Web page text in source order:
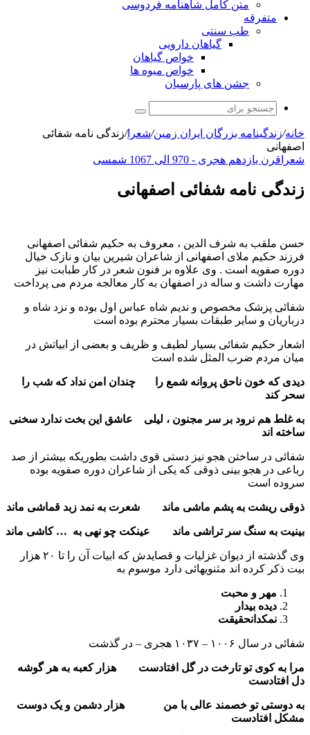
متن کامل شاهنامه فردوسی
متفرقه
طب سنتی
گیاهان دارویی
خواص گیاهان
خواص میوه ها
جشن های پارسیان
جستجو
برای
خانه/زندگینامه بزرگان ایران زمین/شعرا/زندگی نامه شفائی
اصفهانی
شعرا قرن یازدهم هجری - 970 الی 1067 شمسی
زندگی نامه شفائی اصفهانی
حسن ملقب به شرف الدین ، معروف به حکیم شفائی اصفهانی
فرزند حکیم ملای اصفهانی از شاعران شیرین بیان و نازک خیال
دوره صفویه است . وی علاوه بر فنون شعر در کار طبابت نیز
مهارت داشت و ساله در اصفهان به کار معالجه مردم می پرداخت
شفائی پزشک مخصوص و ندیم شاه عباس اول بوده و نزد شاه و
درباریان و سایر طبقات بسیار محترم بوده است
اشعار حکیم شفائی بسیار لطیف و ظریف و بعضی از ابیاتش در
میان مردم ضرب المثل شده است
دیدی که خون ناحق پروانه شمع را چندان امن نداد که شب را
سحر کند
به غلط هم نرود بر سر مجنون ، لیلی عاشق این بخت ندارد سخنی
ساخته اند
شفائی در ساختن هجو نیز دستی قوی داشت بطوریکه بیشتر از صد
رباعی در هجو بینی ذوقی که یکی از شاعران دوره صفویه بوده
سروده است
ذوقی ریشت به پشم ماشی ماند شعرت به نمد زبد قماشی ماند
بینیت به سنگ سر تراشی ماند عینکت چو نهی به … کاشی ماند
وی گذشته از دیوان غزلیات و قصایدش که ابیات آن را تا ۲۰ هزار
بیت ذکر کرده اند مثنویهائی دارد موسوم به
مهر و محبت
دیده بیدار
نمکدانحقیقت
شفائی در سال ۱۰۰۶ – ۱۰۳۷ هجری – در گذشت
مرا به کوی تو تارخت در گل افتادست هزار کعبه به هر گوشه
دل افتادست
به دوستی تو خصمند عالی با من هزار دشمن و یک دوست
مشکل افتادست